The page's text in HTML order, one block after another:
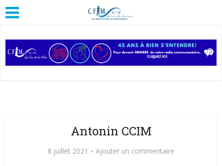
Antonin CCIM
8 juillet 2021 Ajouter un commentaire